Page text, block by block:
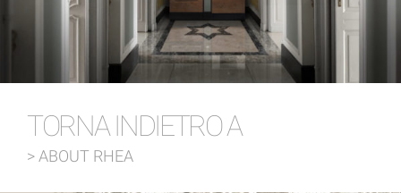
TORNA INDIETRO A
> ABOUT RHEA